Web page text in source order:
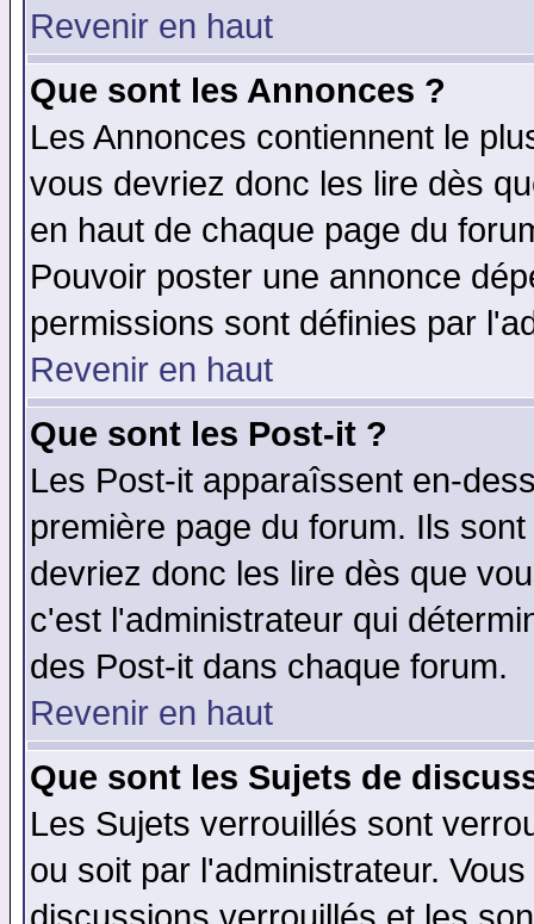
Revenir en haut
Que sont les Annonces ?
Les Annonces contiennent le
vous devriez donc les lire dès
en haut de chaque page du
Pouvoir poster une annonce
permissions sont définies par
Revenir en haut
Que sont les Post-it ?
Les Post-it apparaîssent en-
première page du forum. Ils
devriez donc les lire dès que
c'est l'administrateur qui
des Post-it dans chaque forum.
Revenir en haut
Que sont les Sujets de
Les Sujets verrouillés sont
ou soit par l'administrateur.